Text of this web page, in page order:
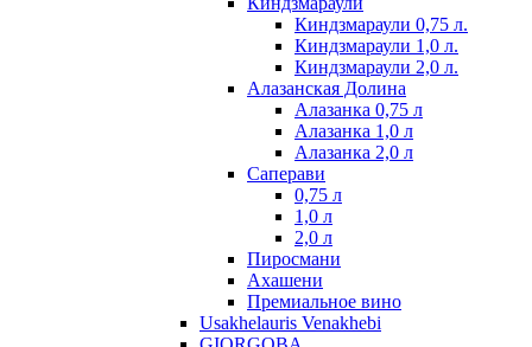
Киндзмараули 0,75 л.
Киндзмараули 1,0 л.
Киндзмараули 2,0 л.
Алазанская Долина
Алазанка 0,75 л
Алазанка 1,0 л
Алазанка 2,0 л
Саперави
0,75 л
1,0 л
2,0 л
Пиросмани
Ахашени
Премиальное вино
Usakhelauris Venakhebi